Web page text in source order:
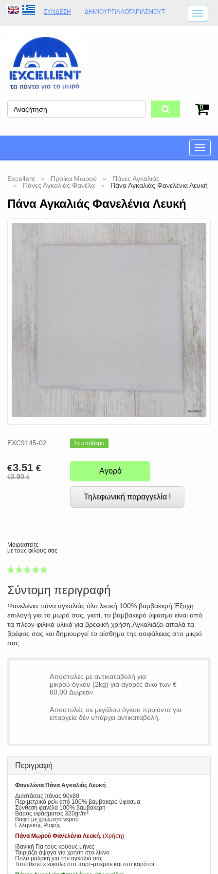
ΣΎΝΔΕΣΗ ΔΗΜΙΟΥΡΓΊΑ ΛΟΓΑΡΙΑΣΜΟΎT
ΩΡΆΡΙΟ ΚΑΤΑΣΤΉΜΑΤΟΣ
ΦΥΣΙΚΌ ΚΑΤΆΣΤΗΜΑ
0
Toggle
Excellent Προίκα Μωρού
Πάνες Αγκαλιάς
Πάνες Αγκαλιάς Φανέλα
Πάνα Αγκαλιάς Φανελένια Λευκή
Πάνα Αγκαλιάς Φανελένια Λευκή
EXC9145-02 Σε απόθεμα
€3.51 €
€3.90€
Αγορά
Τηλεφωνική παραγγελία !
Μοιραστείτε
με τους φίλους σας
1
2
3
4
5
Σύντομη περιγραφή
Φανελένια πάνα αγκαλιάς όλο λευκή 100% βαμβακερή.Έξοχη
επιλογή για το μωρό σας, γιατί, το βαμβακερό ύφασμα είναι από
τα πλέον φιλικά υλικά για βρεφική χρήση.Αγκαλιάζει απαλά τα
βρέφος σας και δημιουργεί το αίσθημα της ασφάλειας στο μικρό
σας
Αποστολές με αντικαταβολή για
μικρού όγκου (2kg) για αγορές άνω των €
60,00 Δωρεάν.
Αποστολές σε μεγάλου όγκου προιόντα για
επαρχεία δέν υπάρχει αντικαταβολή.
Περιγραφή
Φανελένια Πάνα Αγκαλιάς Λευκή
Διαστάσεις πάνας 90x80
Περιμετρικό ρελι από 100% βαμβακερό ύφασμα
Σύνθεση φανέλα 100% βαμβακερή
Βάρος υφάσματος 320gr/m²
Βαφή με χρώματα νερού
Ελληνικής Ραφής
Πάνα Μωρού Φανελένια Λευκή. (Χρήση)
Ιδανική Για τους κρύους μήνες
Ταιριάζει άψογα για χρήση στο λίκνο
Πολύ μαλακή για την αγκαλιά σας
Τοποθετείτε εύκολα στο πορτ-μπεμπε και στο καρότσι